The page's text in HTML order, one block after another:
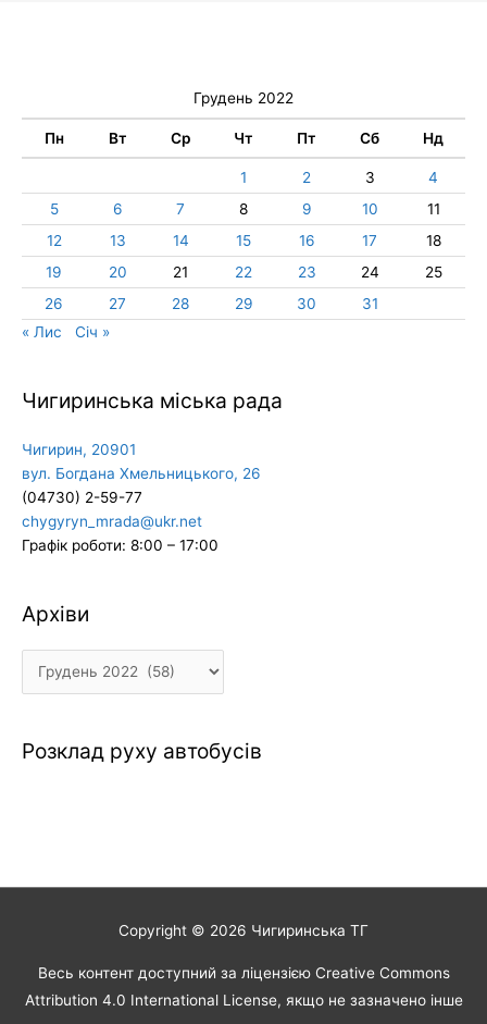
Грудень 2022
Пн Вт Ср Чт Пт Сб Нд
1 2 3
4
5
6 7 8 9 10
11
12
13 14 15 16 17
18
19
20 21 22 23 24
25
26
27 28 29 30
31
« Лис
Січ »
Чигиринська міська рада
Чигирин, 20901
вул. Богдана Хмельницького, 26
(04730) 2-59-77
chygyryn_mrada@ukr.net
Графік роботи: 8:00 – 17:00
Архіви
Архіви
Розклад руху автобусів
Copyright © 2026 Чигиринська ТГ
Весь контент доступний за ліцензією Creative Commons
Attribution 4.0 International License, якщо не зазначено інше